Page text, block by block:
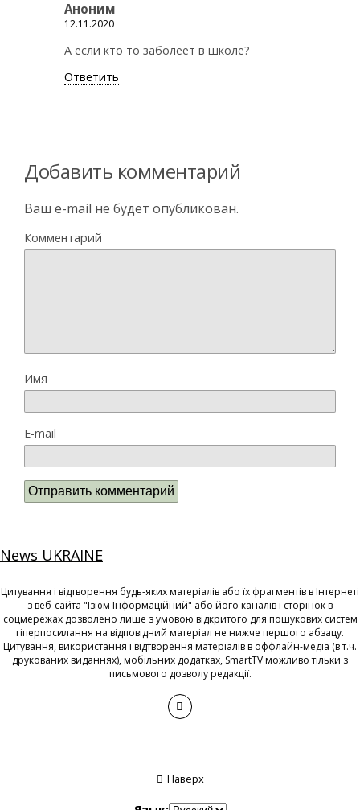
Аноним
12.11.2020
А если кто то заболеет в школе?
Ответить
Добавить комментарий
Ваш e-mail не будет опубликован.
Комментарий
Имя
E-mail
News UKRAINE
Цитування і відтворення будь-яких матеріалів або їх фрагментів в Інтернеті
з веб-сайта "Ізюм Інформаційний" або його каналів і сторінок в
соцмережах дозволено лише з умовою відкритого для пошукових систем
гіперпосилання на відповідний матеріал не нижче першого абзацу.
Цитування, використання і відтворення матеріалів в оффлайн-медіа (в т.ч.
друкованих виданнях), мобільних додатках, SmartTV можливо тільки з
письмового дозволу редакції.
Наверх